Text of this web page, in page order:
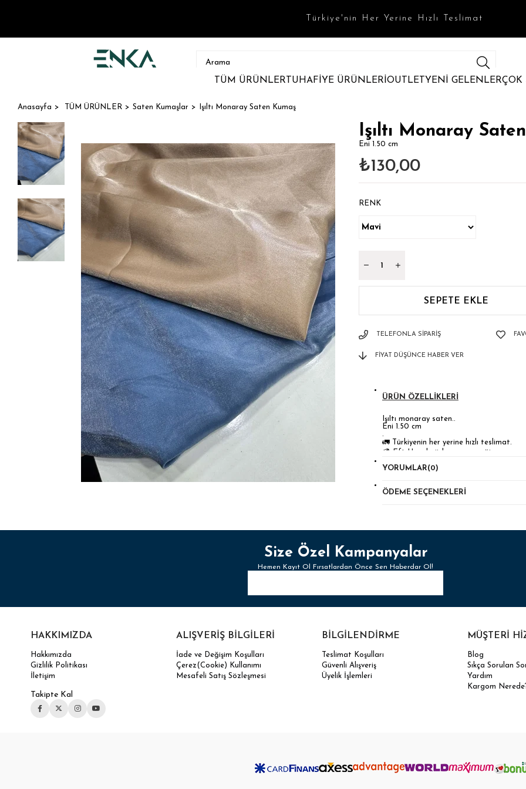
Türkiye'nin Her Yerine Hızlı Teslimat
TÜM ÜRÜNLERTUHAFİYE ÜRÜNLERİ OUTLETYENİ GELENLERÇOK
Anasayfa TÜM ÜRÜNLER Saten Kumaşlar Işıltı Monaray Saten Kumaş
Işıltı Monaray
Eni 1.50 cm
₺130,00
RENK
TELEFONLA SIPARIŞ
FIYAT DÜŞÜNCE HABER VER
ÜRÜN ÖZELLIKLERI
Işıltı monaray saten..
Eni 1.50 cm
.
🚛 Türkiyenin her yerine hızlı teslimat.
💳 Eft-Havale ödeme seçeneği
📦 24 saat içinde kargoda
☎️ Bilgi ve sipariş için Dm vaya
YORUMLAR(0)
ÖDEME SEÇENEKLERI
Size Özel Kampanyalar
Hemen Kayıt Ol Fırsatlardan Önce Sen Haberdar Ol!
HAKKIMIZDA
Hakkımızda
Gizlilik Politikası
İletişim
Takipte Kal
ALIŞVERİŞ BİLGİLERİ
İade ve Değişim Koşulları
Çerez(Cookie) Kullanımı
Mesafeli Satış Sözleşmesi
BİLGİLENDİRME
Teslimat Koşulları
Güvenli Alışveriş
Üyelik İşlemleri
MÜŞTERİ
Blog
Sıkça Sorulan
Yardım
Kargom